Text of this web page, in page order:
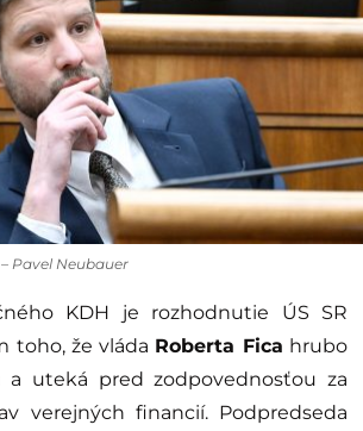
Pavel Neubauer
KDH je rozhodnutie ÚS SR
toho, že vláda Roberta Fica hrubo
a uteká pred zodpovednosťou za
verejných financií. Podpredseda